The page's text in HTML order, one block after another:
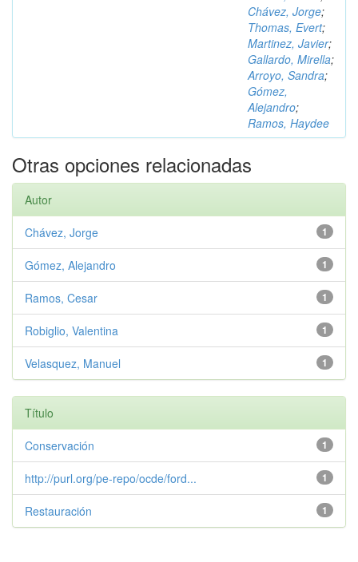
Chávez, Jorge;
Thomas, Evert;
Martinez, Javier;
Gallardo, Mirella;
Arroyo, Sandra;
Gómez,
Alejandro;
Ramos, Haydee
Otras opciones relacionadas
Autor
1
Chávez, Jorge
1
Gómez, Alejandro
1
Ramos, Cesar
1
Robiglio, Valentina
1
Velasquez, Manuel
Título
1
Conservación
1
http://purl.org/pe-repo/ocde/ford...
1
Restauración